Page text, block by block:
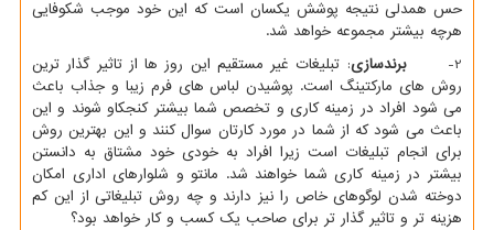
حس همدلی نتیجه پوشش یکسان است که این خود موجب شکوفایی
هرچه بیشتر مجموعه خواهد شد.
2-
برندسازی: تبلیغات غیر مستقیم این روز ها از تاثیر گذار ترین
روش های مارکتینگ است. پوشیدن لباس های فرم زیبا و جذاب باعث
می شود افراد در زمینه کاری و تخصص شما بیشتر کنجکاو شوند و این
باعث می شود که از شما در مورد کارتان سوال کنند و این بهترین روش
برای انجام تبلیغات است زیرا افراد به خودی خود مشتاق به دانستن
بیشتر در زمینه کاری شما خواهند شد. مانتو و شلوارهای اداری امکان
دوخته شدن لوگوهای خاص را نیز دارند و چه روش تبلیغاتی از این کم
هزینه تر و تاثیر گذار تر برای صاحب یک کسب و کار خواهد بود؟